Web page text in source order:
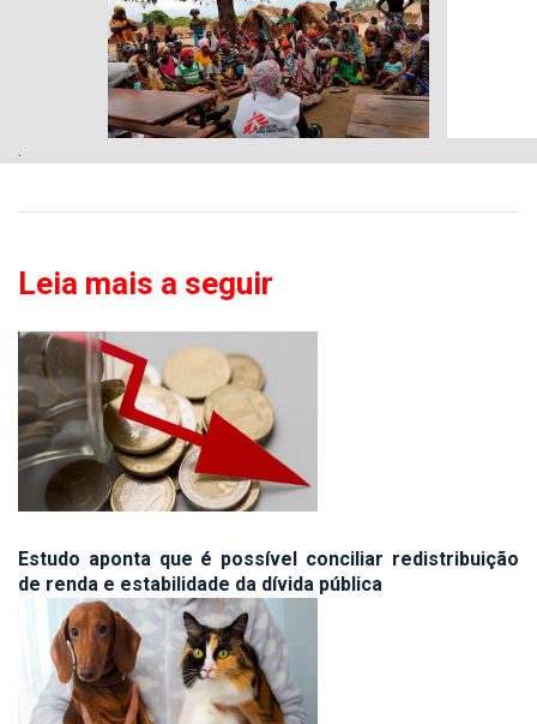
Leia mais a seguir
Estudo aponta que é possível conciliar redistribuição
de renda e estabilidade da dívida pública